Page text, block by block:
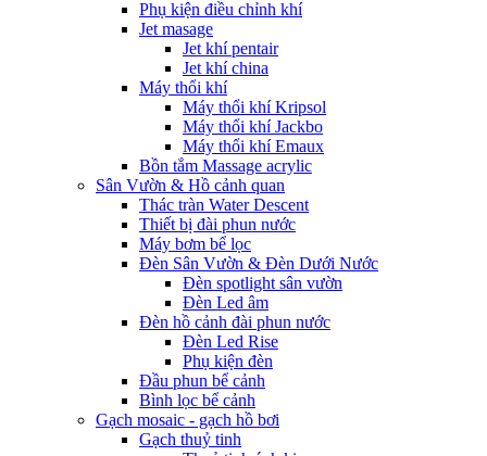
Phụ kiện điều chỉnh khí
Jet masage
Jet khí pentair
Jet khí china
Máy thổi khí
Máy thổi khí Kripsol
Máy thổi khí Jackbo
Máy thổi khí Emaux
Bồn tắm Massage acrylic
Sân Vườn & Hồ cảnh quan
Thác tràn Water Descent
Thiết bị đài phun nước
Máy bơm bể lọc
Đèn Sân Vườn & Đèn Dưới Nước
Đèn spotlight sân vườn
Đèn Led âm
Đèn hồ cảnh đài phun nước
Đèn Led Rise
Phụ kiện đèn
Đầu phun bể cảnh
Bình lọc bể cảnh
Gạch mosaic - gạch hồ bơi
Gạch thuỷ tinh